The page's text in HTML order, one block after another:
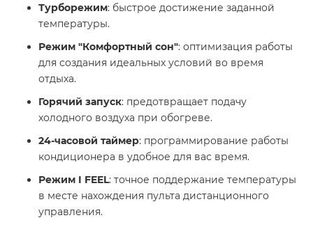
Турборежим: быстрое достижение заданной
температуры.​
Режим "Комфортный сон": оптимизация работы
для создания идеальных условий во время
отдыха.​
Горячий запуск: предотвращает подачу
холодного воздуха при обогреве.​
24-часовой таймер: программирование работы
кондиционера в удобное для вас время.​
Режим I FEEL: точное поддержание температуры
в месте нахождения пульта дистанционного
управления.​